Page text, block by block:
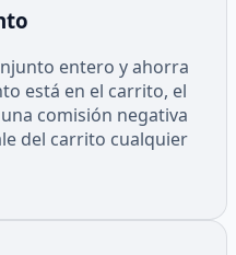
entero y ahorra
está en el carrito, el
comisión negativa
del carrito cualquier